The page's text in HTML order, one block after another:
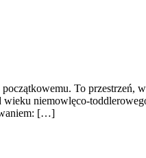
To przestrzeń,
niemowlęco-
[…]